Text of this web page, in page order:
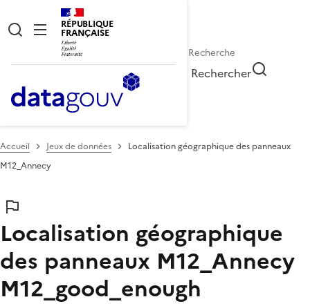
RÉPUBLIQUE
FRANÇAISE
Rechercher
Accueil Jeux de données
Localisation géographique des panneaux
M12_Annecy
Localisation géographique
des panneaux M12_Annecy
M12_good_enough